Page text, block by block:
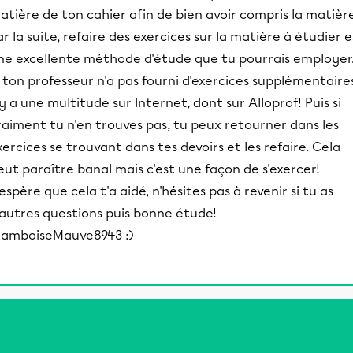
de ton cahier afin de bien avoir compris la
la suite, refaire des exercices sur la matière à étudier
excellente méthode d'étude que tu pourrais
ton professeur n'a pas fourni d'exercices
a une multitude sur Internet, dont sur Alloprof! Puis si
tu n'en trouves pas, tu peux retourner dans les
se trouvant dans tes devoirs et les refaire. Cela
paraître banal mais c'est une façon de s'exercer!
que cela t'a aidé, n'hésites pas à revenir si tu as
questions puis bonne étude!
:)